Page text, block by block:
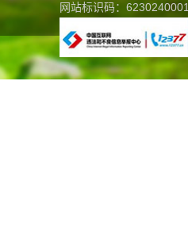
网站标识码：6230240001